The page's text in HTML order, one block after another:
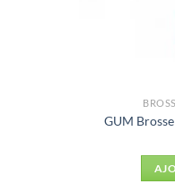
GUM